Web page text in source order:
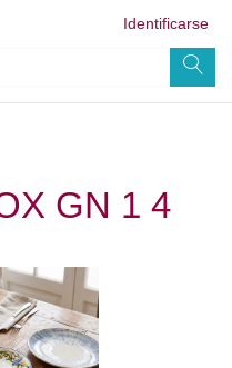
Identificarse
GN 1 4